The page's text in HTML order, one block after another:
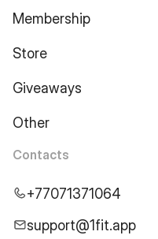
Membership
Store
Giveaways
Other
Contacts
+77071371064
support@1fit.app